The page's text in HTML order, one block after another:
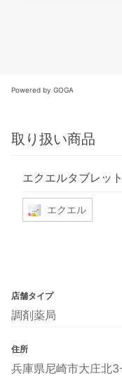
Powered by GOGA
取り扱い商品
エクエルタブレット
エクエル
店舗タイプ
調剤薬局
住所
兵庫県尼崎市大庄北